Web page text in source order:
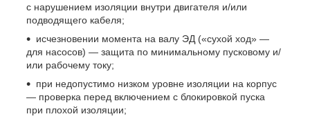
с нарушением изоляции внутри двигателя и/или
подводящего кабеля;
исчезновении момента на валу ЭД («сухой ход» —
для насосов) — защита по минимальному пусковому и/
или рабочему току;
при недопустимо низком уровне изоляции на корпус
— проверка перед включением с блокировкой пуска
при плохой изоляции;